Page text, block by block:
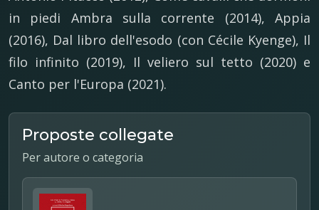
in piedi Ambra sulla corrente (2014), Appia
(2016), Dal libro dell'esodo (con Cécile Kyenge), Il
filo infinito (2019), Il veliero sul tetto (2020) e
Canto per l'Europa (2021).
Proposte collegate
Per autore o categoria